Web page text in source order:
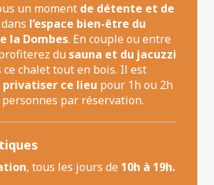
un moment de détente et de
dans l’espace bien-être du
la Dombes. En couple ou entre
dusauna et du jacuzzi
ce chalet tout en bois. Il est
privatiser ce lieu pour 1h ou 2h
personnes par réservation.
, tous les jours de 10h à 19h.